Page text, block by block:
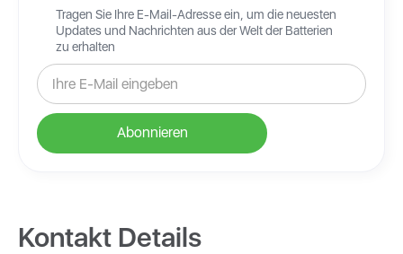
Tragen Sie Ihre E-Mail-Adresse ein, um die neuesten
Updates und Nachrichten aus der Welt der Batterien
zu erhalten
Kontakt Details